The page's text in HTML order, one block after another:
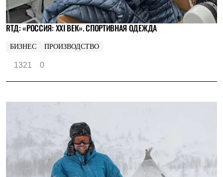
RTД: «РОССИЯ: XXI ВЕК». СПОРТИВНАЯ ОДЕЖДА
БИЗНЕС ПРОИЗВОДСТВО
1321 0